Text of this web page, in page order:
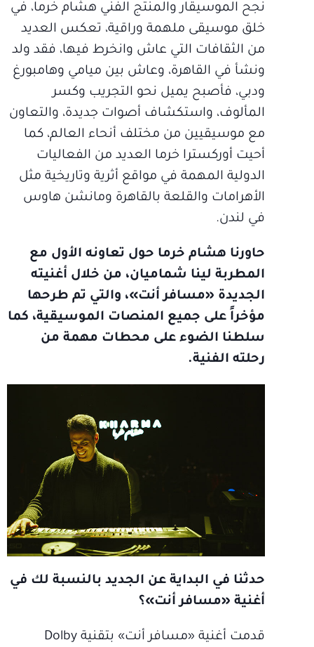
نجح الموسيقار والمنتج الفني هشام خرما، في
خلق موسيقى ملهمة وراقية، تعكس العديد
من الثقافات التي عاش وانخرط فيها، فقد ولد
ونشأ في القاهرة، وعاش بين ميامي وهامبورغ
ودبي، فأصبح يميل نحو التجريب وكسر
المألوف، واستكشاف أصوات جديدة، والتعاون
مع موسيقيين من مختلف أنحاء العالم، كما
أحيت أوركسترا خرما العديد من الفعاليات
الدولية المهمة في مواقع أثرية وتاريخية مثل
الأهرامات والقلعة بالقاهرة ومانشن هاوس
في لندن.
حاورنا هشام خرما حول تعاونه الأول مع
المطربة لينا شماميان، من خلال أغنيته
الجديدة «مسافر أنت»، والتي تم طرحها
مؤخراً على جميع المنصات الموسيقية، كما
سلطنا الضوء على محطات مهمة من
رحلته الفنية.
حدثنا في البداية عن الجديد بالنسبة لك في
أغنية «مسافر أنت»؟
قدمت أغنية «مسافر أنت» بتقنية Dolby